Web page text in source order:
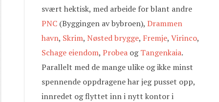
svært hektisk, med arbeide for blant andre
PNC (Byggingen av bybroen), Drammen
havn, Skrim, Nøsted brygge, Fremje, Virinco,
Schage eiendom, Probea ogTangenkaia.
Parallelt med de mange ulike og ikke minst
spennende oppdragene har jeg pusset opp,
innredet og flyttet inn i nytt kontor i